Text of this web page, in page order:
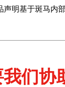
声明基于斑马内
们协